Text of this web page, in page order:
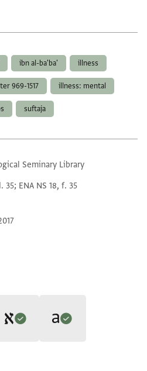
ibn al-ba'ba' illness
969-1517 illness: mental
suftaja
Seminary Library
35; ENA NS 18, f. 35